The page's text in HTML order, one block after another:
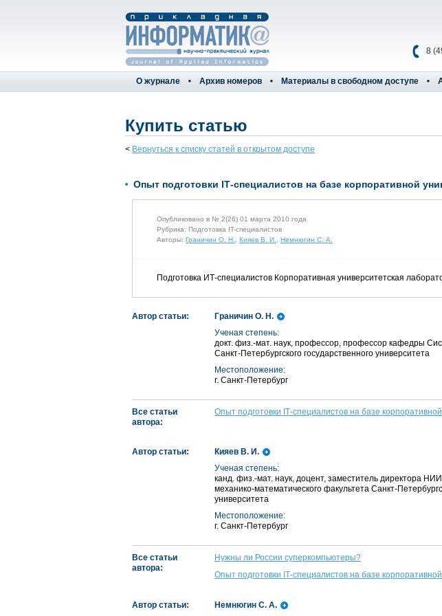
8
О журнале Архив номеров Материалы в свободном доступе
Купить статью
< Вернуться к списку статей в открытом доступе
Опыт подготовки IТ-специалистов на базе корпоративной
Опубликовано в № 2(26) 01 марта 2010 года
Рубрика: Подготовка IT-специалистов
Авторы: Граничин О. Н., Кияев В. И., Немнюгин С. А.
Подготовка ИТ-специалистов Корпоративная университетская
Автор статьи:
Граничин О. Н.
Ученая степень:
докт. физ.-мат. наук, профессор, профессор кафедры
Санкт-Петербургского государственного университета
Местоположение:
г. Санкт-Петербург
Все статьи
автора:
Опыт подготовки IТ-специалистов на базе
Автор статьи:
Кияев В. И.
Ученая степень:
канд. физ.-мат. наук, доцент, заместитель директора
механико-математического факультета Санкт-
университета
Местоположение:
г. Санкт-Петербург
Все статьи
автора:
Нужны ли России суперкомпьютеры?
Опыт подготовки IТ-специалистов на базе
Автор статьи: Немнюгин С. А.